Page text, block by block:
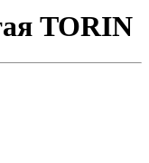
TORIN